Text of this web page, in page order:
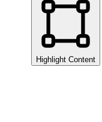
Highlight Content